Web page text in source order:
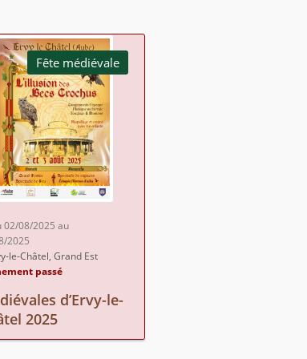
Fête médiévale
08/2025 au
2025
le-Châtel, Grand Est
passé
d’Ervy-le-
2025